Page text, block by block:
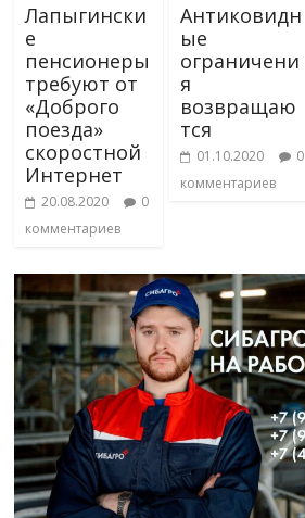
Лапыгински
е
пенсионеры
требуют от
«Доброго
поезда»
скоростной
Интернет
20.08.2020
0
комментариев
Антиковидн
ые
ограничени
я
возвращаю
тся
01.10.2020
0
комментариев